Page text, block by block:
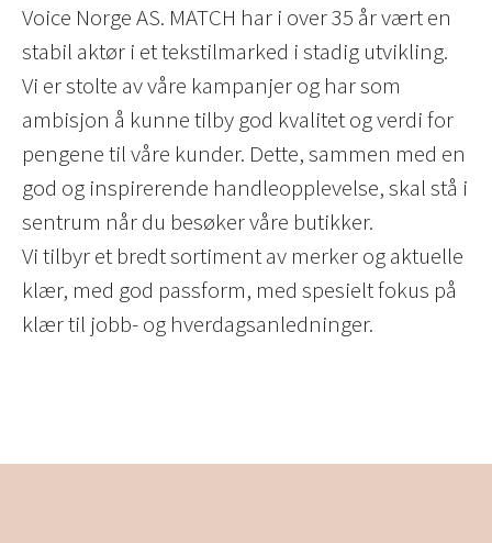
Voice Norge AS. MATCH har i over 35 år vært en
stabil aktør i et tekstilmarked i stadig utvikling.
Vi er stolte av våre kampanjer og har som
ambisjon å kunne tilby god kvalitet og verdi for
pengene til våre kunder. Dette, sammen med en
god og inspirerende handleopplevelse, skal stå i
sentrum når du besøker våre butikker.
Vi tilbyr et bredt sortiment av merker og aktuelle
klær, med god passform, med spesielt fokus på
klær til jobb- og hverdagsanledninger.